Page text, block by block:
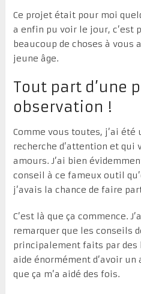
Ce projet était pour moi
a enfin pu voir le jour, c’est
beaucoup de choses à vous
jeune âge.
Tout part d’une
observation !
Comme vous toutes, j’ai été
recherche d’attention et qui
amours. J’ai bien
conseil à ce fameux outil
j’avais la chance de faire
C’est là que ça commence.
remarquer que les conseils
principalement faits par des
aide énormément d’avoir
que ça m’a aidé des fois.